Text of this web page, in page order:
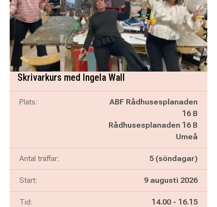
Skrivarkurs med Ingela Wall
Plats:
ABF Rådhusesplanaden
16 B
Rådhusesplanaden 16 B
Umeå
Antal träffar: 5 (söndagar)
Start: 9 augusti 2026
Tid: Pågår mellan
14.00 - och
16.15